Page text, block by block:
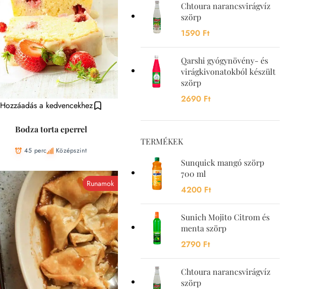
Hozzáadás a kedvencekhez
Bodza torta eperrel
45 perc Középszint
Runamok
Chtoura narancsvirágvíz
szörp
1590 Ft
Qarshi gyógynövény- és
virágkivonatokból készült
szörp
2690 Ft
TERMÉKEK
Sunquick mangó szörp
700 ml
4200 Ft
Sunich Mojito Citrom és
menta szörp
2790 Ft
Chtoura narancsvirágvíz
szörp